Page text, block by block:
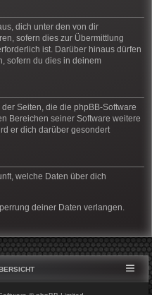
dich unter den von dir
sofern dies zur Übermittlung
ist. Darüber hinaus dürfen
sofern du dies in deinem
Seiten, die die phpBB-Software
Bereichen seiner Software weitere
er dich darüber gesondert
welche Daten über dich
deiner Daten verlangen.